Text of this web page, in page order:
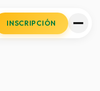
INSCRIPCIÓN